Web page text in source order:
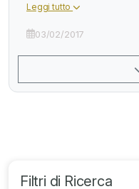
Filtri di Ricerca
Leggi tutto
03/02/2017